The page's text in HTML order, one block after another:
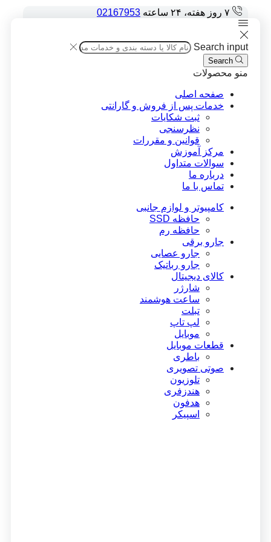
۷ روز هفته، ۲۴ ساعته 02167953
Search input
Search
منو محصولات
صفحه اصلی
خدمات پس از فروش و گارانتی
ثبت شکایات
نظرسنجی
قوانین و مقررات
مرکز آموزش
سوالات متداول
درباره ما
تماس با ما
کامپیوتر و لوازم جانبی
حافظه SSD
حافظه رم
جارو برقی
جارو عصایی
جارو رباتیک
کالای دیجیتال
شارژر
ساعت هوشمند
تبلت
لپ تاپ
موبایل
قطعات موبایل
باطری
صوتی تصویری
تلوزیون
هندزفری
هدفون
اسپیکر